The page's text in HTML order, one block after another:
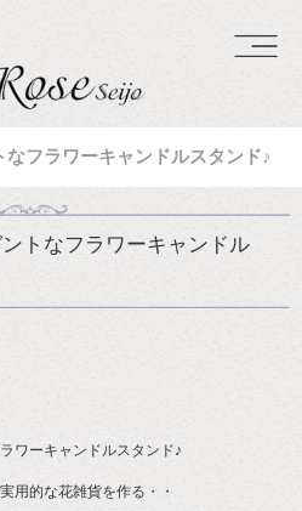
フラワーキャンドルスタンド♪
トなフラワーキャンドル
ワーキャンドルスタンド♪
用的な花雑貨を作る・・